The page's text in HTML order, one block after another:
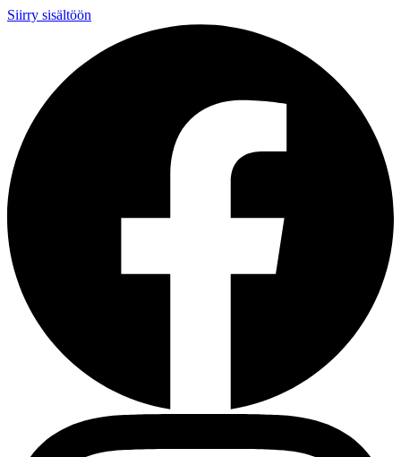
Siirry sisältöön